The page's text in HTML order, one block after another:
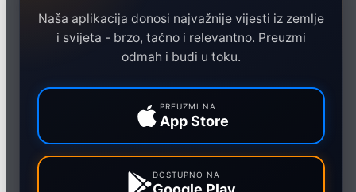
Naša aplikacija donosi najvažnije vijesti iz zemlje
i svijeta - brzo, tačno i relevantno. Preuzmi
odmah i budi u toku.
PREUZMI NA
App Store
DOSTUPNO NA
Politika
Društvo
Ekonomija
Marketing